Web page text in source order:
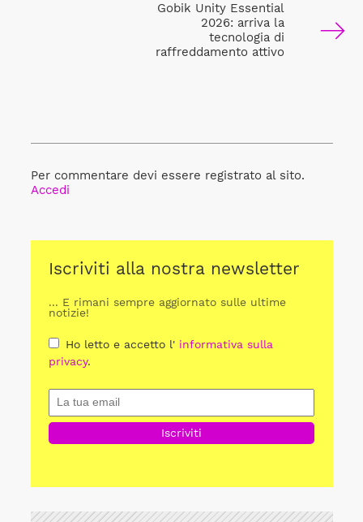
Gobik Unity Essential
2026: arriva la
tecnologia di
raffreddamento attivo
Per commentare devi essere registrato al sito.
Accedi
Iscriviti alla nostra newsletter
... E rimani sempre aggiornato sulle ultime
notizie!
Ho letto e accetto l' informativa sulla
privacy.